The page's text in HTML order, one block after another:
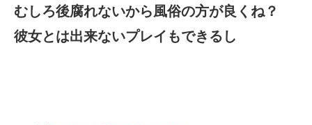
むしろ後腐れないから風俗の方が良くね？
彼女とは出来ないプレイもできるし